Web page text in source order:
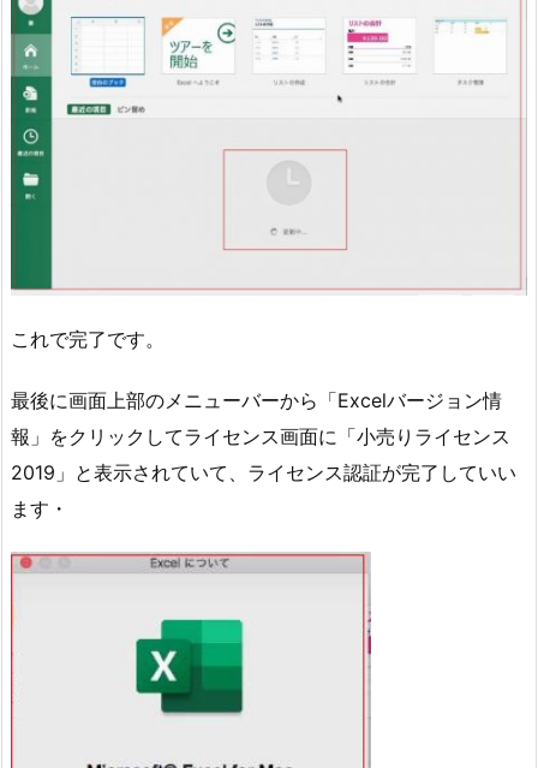
これで完了です。
最後に画面上部のメニューバーから「Excelバージョン情
報」をクリックしてライセンス画面に「小売りライセンス
2019」と表示されていて、ライセンス認証が完了していい
ます・